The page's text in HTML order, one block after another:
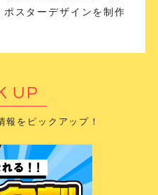
スターデザインを制作
UP
報をピックアップ！